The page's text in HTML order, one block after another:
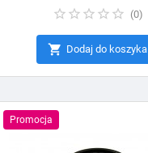
(0)
 Dodaj do koszyka
Promocja